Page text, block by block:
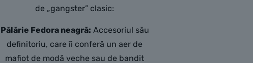
de „gangster” clasic:
Pălărie Fedora neagră: Accesoriul său
definitoriu, care îi conferă un aer de
mafiot de modă veche sau de bandit